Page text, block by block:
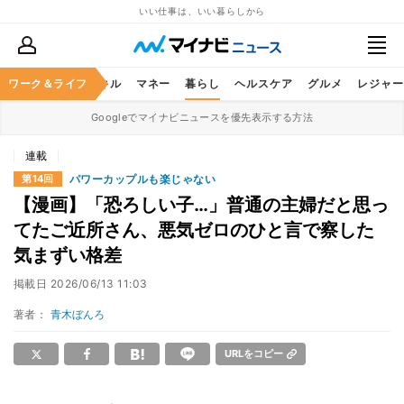
いい仕事は、いい暮らしから
ワーク＆ライフ
ア ビジネススキル マネー 暮らし ヘルスケア グルメ レジャー
Googleでマイナビニュースを優先表示する方法
連載
第14回 パワーカップルも楽じゃない
【漫画】「恐ろしい子…」普通の主婦だと思っ
てたご近所さん、悪気ゼロのひと言で察した
気まずい格差
掲載日 2026/06/13 11:03
著者： 青木ぼんろ
URLをコピー